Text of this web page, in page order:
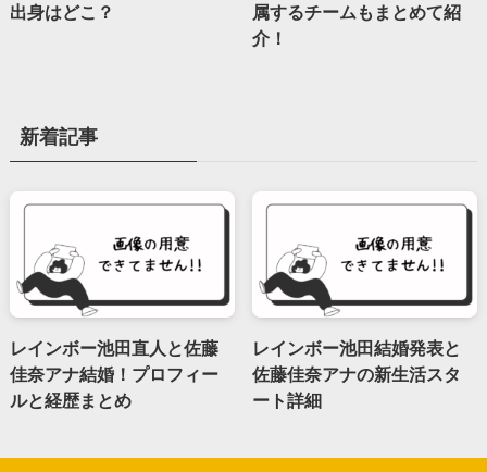
出身はどこ？
属するチームもまとめて紹
介！
新着記事
レインボー池田直人と佐藤
佳奈アナ結婚！プロフィー
ルと経歴まとめ
レインボー池田結婚発表と
佐藤佳奈アナの新生活スタ
ート詳細